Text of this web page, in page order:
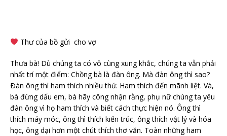
Thư của bồ gửi cho vợ
Thưa bà! Dù chúng ta có vô cùng xung khắc, chúng ta vẫn phải
nhất trí một điểm: Chồng bà là đàn ông. Mà đàn ông thì sao?
Ðàn ông thì ham thích nhiều thứ. Ham thích đến mãnh liệt. Và,
bà đừng dấu em, bà hãy công nhận rằng, phụ nữ chúng ta yêu
đàn ông vì họ ham thích và biết cách thực hiện nó. Ông thì
thích máy móc, ông thì thích kiến trúc, ông thích vật lý và hóa
học, ông dại hơn một chút thích thơ văn. Toàn những ham